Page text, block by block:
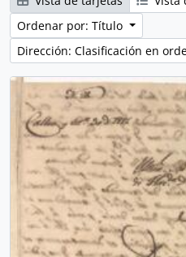
Ordenar por: Título
Dirección: Clasificación en